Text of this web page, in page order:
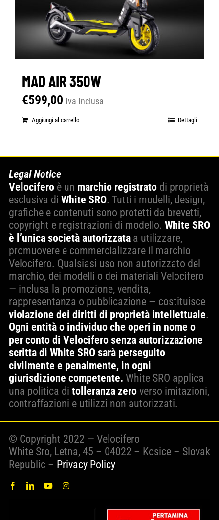
MAD AIR 350W
€599,00 Iva Inclusa
Aggiungi al carrello Dettagli
Legal Notice
Velocifero è un marchio registrato di proprietà
esclusiva di White SRO. Tutti i modelli, design,
grafiche e contenuti sono protetti da brevetti,
copyright e registrazioni di modello. White SRO
è l’unica società autorizzataa utilizzare,
promuovere e commercializzare il marchio
Velocifero. Qualsiasi uso non autorizzato del
marchio, dei modelli o dei materiali Velocifero
— inclusa la promozione, vendita,
rappresentanza o pubblicazione — costituisce
violazione dei diritti di proprietà intellettuale.
Ogni entità o individuo che operi in nome o
per conto di Velocifero senza autorizzazione
scritta di White SRO sarà perseguito
civilmente e penalmente, in ogni
giurisdizione competente. White SRO applica
una politica di tolleranza zero verso imitazioni,
contraffazioni e utilizzi non autorizzati.
© Copyright 2022 — Velocifero
White Sro, Letna, 45 – 04022 – Kosice – Slovak
Republic – Privacy Policy